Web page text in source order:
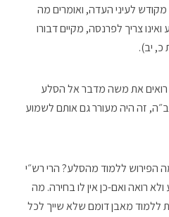
לעיני העדה, ואומרים מה
צריך לפרנסה, מקיים דבורו
כ, יב).
רואים את משה מדבר אל הסלע
זה היה מעורר גם אותם לשמוע
הפירוש ללמוד מהסלע? הרי רש״י
רואה ואם-כן אין לו בחירה. מה
ללמוד מאבן דומם שלא שייך לכל